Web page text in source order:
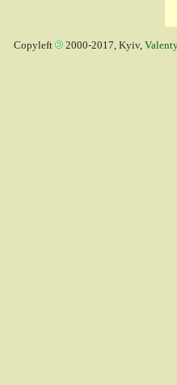
Copyleft 2000-2017, Kyiv,